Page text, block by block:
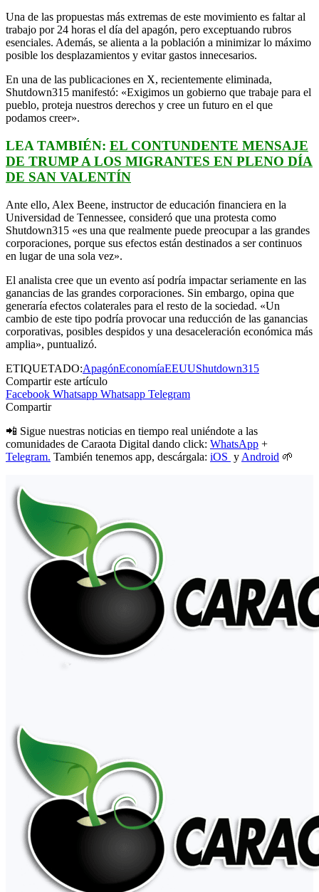
Una de las propuestas más extremas de este movimiento es faltar al
trabajo por 24 horas el día del apagón, pero exceptuando rubros
esenciales. Además, se alienta a la población a minimizar lo máximo
posible los desplazamientos y evitar gastos innecesarios.
En una de las publicaciones en X, recientemente eliminada,
Shutdown315 manifestó: «Exigimos un gobierno que trabaje para el
pueblo, proteja nuestros derechos y cree un futuro en el que
podamos creer».
LEA TAMBIÉN: EL CONTUNDENTE MENSAJE
DE TRUMP A LOS MIGRANTES EN PLENO DÍA
DE SAN VALENTÍN
Ante ello, Alex Beene, instructor de educación financiera en la
Universidad de Tennessee, consideró que una protesta como
Shutdown315 «es una que realmente puede preocupar a las grandes
corporaciones, porque sus efectos están destinados a ser continuos
en lugar de una sola vez».
El analista cree que un evento así podría impactar seriamente en las
ganancias de las grandes corporaciones. Sin embargo, opina que
generaría efectos colaterales para el resto de la sociedad. «Un
cambio de este tipo podría provocar una reducción de las ganancias
corporativas, posibles despidos y una desaceleración económica más
amplia», puntualizó.
ETIQUETADO:ApagónEconomíaEEUUShutdown315
Compartir este artículo
Facebook Whatsapp Whatsapp Telegram
Compartir
📲 Sigue nuestras noticias en tiempo real uniéndote a las
comunidades de Caraota Digital dando click: WhatsApp +
Telegram. También tenemos app, descárgala: iOS y Android 🌱